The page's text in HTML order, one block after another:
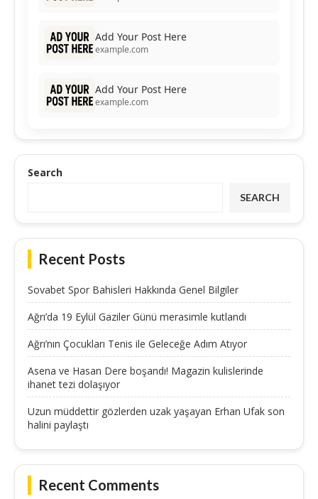
Add Your Post Here
example.com
Add Your Post Here
example.com
Search
SEARCH
Recent Posts
Sovabet Spor Bahisleri Hakkında Genel Bilgiler
Ağrı’da 19 Eylül Gaziler Günü merasimle kutlandı
Ağrı’nın Çocukları Tenis ile Geleceğe Adım Atıyor
Asena ve Hasan Dere boşandı! Magazin kulislerinde
ihanet tezi dolaşıyor
Uzun müddettir gözlerden uzak yaşayan Erhan Ufak son
halini paylaştı
Recent Comments